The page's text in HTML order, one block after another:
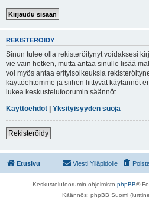
REKISTERÖIDY
Sinun tulee olla rekisteröitynyt voidaksesi
vie vain hetken, mutta antaa sinulle lisää
voi myös antaa erityisoikeuksia
käyttöehtomme ja siihen liittyvät käytännöt
lukea keskustelufoorumin säännöt.
Käyttöehdot | Yksityisyyden suoja
Rekisteröidy
Etusivu Viesti Ylläpidolle
Keskustelufoorumin ohjelmisto phpBB®
Käännös: phpBB Suomi